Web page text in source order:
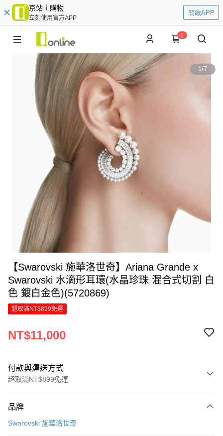
京站ｉ購物
立刻使用官方APP
開啟APP
0
1/7
【Swarovski 施華洛世奇】Ariana Grande x
Swarovski 水滴形耳環(水晶珍珠 混合式切割 白
色 鍍白金色)(5720869)
超取滿NT$899免運
NT$11,000
付款與運送方式
超取滿NT$899免運
信用卡一次付款
品牌
Swarovski 施華洛世奇